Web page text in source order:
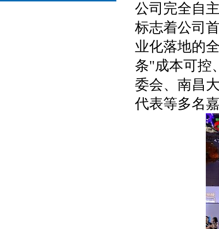
公司完全自
标志着公司
业化落地的
条"成本可控
委会、南昌
代表等多名